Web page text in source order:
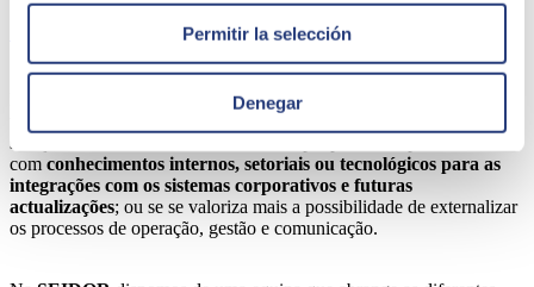
Permitir la selección
Denegar
, um parceiro fiável para o seu negócio
É importante notar que a tecnologia influencia a escolha do parceiro
solução final a adotar determina se se opta por um implementador
com conhecimentos internos, setoriais ou tecnológicos para as
integrações com os sistemas corporativos e futuras
actualizações; ou se se valoriza mais a possibilidade de externalizar
os processos de operação, gestão e comunicação.